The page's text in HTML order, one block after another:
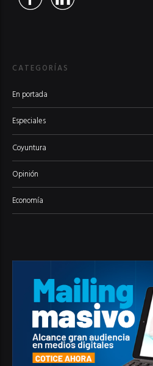
CATEGORÍAS
En portada
Especiales
Coyuntura
Opinión
Economía